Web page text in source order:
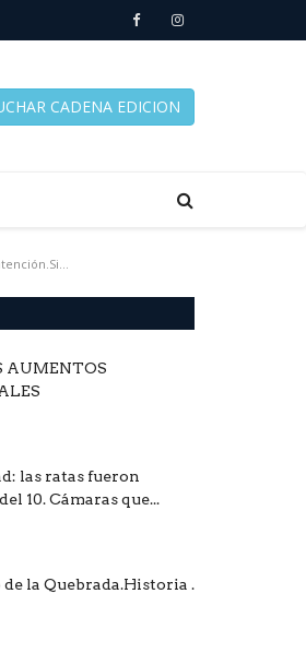
CADENA EDICION
AUMENTOS
las ratas fueron
10. Cámaras que...
la Quebrada.Historia .